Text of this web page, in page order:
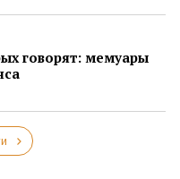
говорят: мемуары